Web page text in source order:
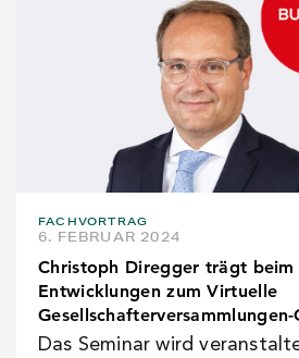
FACHVORTRAG
6. FEBRUAR 2024
Christoph Diregger trägt beim
Entwicklungen zum Virtuelle
Das Seminar wird